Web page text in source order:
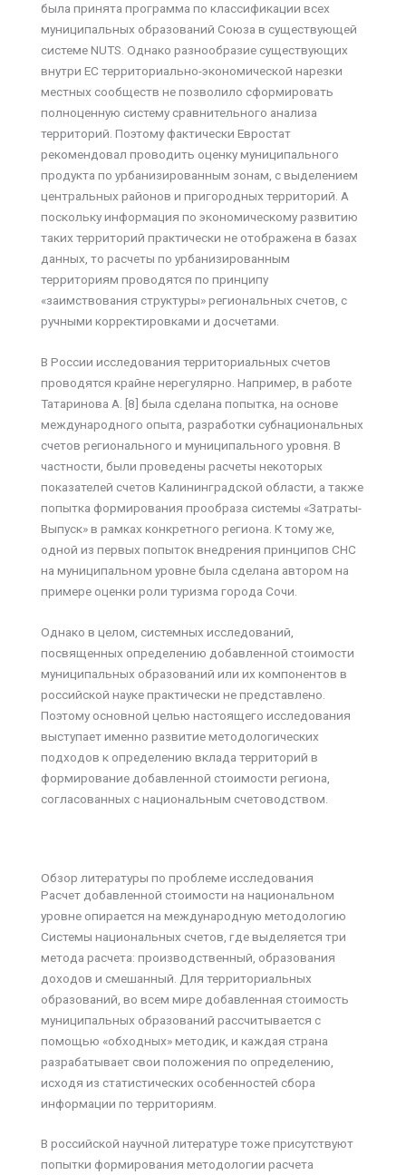
была принята программа по классификации всех
муниципальных образований Союза в существующей
системе NUTS. Однако разнообразие существующих
внутри ЕС территориально-экономической нарезки
местных сообществ не позволило сформировать
полноценную систему сравнительного анализа
территорий. Поэтому фактически Евростат
рекомендовал проводить оценку муниципального
продукта по урбанизированным зонам, с выделением
центральных районов и пригородных территорий. А
поскольку информация по экономическому развитию
таких территорий практически не отображена в базах
данных, то расчеты по урбанизированным
территориям проводятся по принципу
«заимствования структуры» региональных счетов, с
ручными корректировками и досчетами.
В России исследования территориальных счетов
проводятся крайне нерегулярно. Например, в работе
Татаринова А. [8] была сделана попытка, на основе
международного опыта, разработки субнациональных
счетов регионального и муниципального уровня. В
частности, были проведены расчеты некоторых
показателей счетов Калининградской области, а также
попытка формирования прообраза системы «Затраты-
Выпуск» в рамках конкретного региона. К тому же,
одной из первых попыток внедрения принципов СНС
на муниципальном уровне была сделана автором на
примере оценки роли туризма города Сочи.
Однако в целом, системных исследований,
посвященных определению добавленной стоимости
муниципальных образований или их компонентов в
российской науке практически не представлено.
Поэтому основной целью настоящего исследования
выступает именно развитие методологических
подходов к определению вклада территорий в
формирование добавленной стоимости региона,
согласованных с национальным счетоводством.
Обзор литературы по проблеме исследования
Расчет добавленной стоимости на национальном
уровне опирается на международную методологию
Системы национальных счетов, где выделяется три
метода расчета: производственный, образования
доходов и смешанный. Для территориальных
образований, во всем мире добавленная стоимость
муниципальных образований рассчитывается с
помощью «обходных» методик, и каждая страна
разрабатывает свои положения по определению,
исходя из статистических особенностей сбора
информации по территориям.
В российской научной литературе тоже присутствуют
попытки формирования методологии расчета